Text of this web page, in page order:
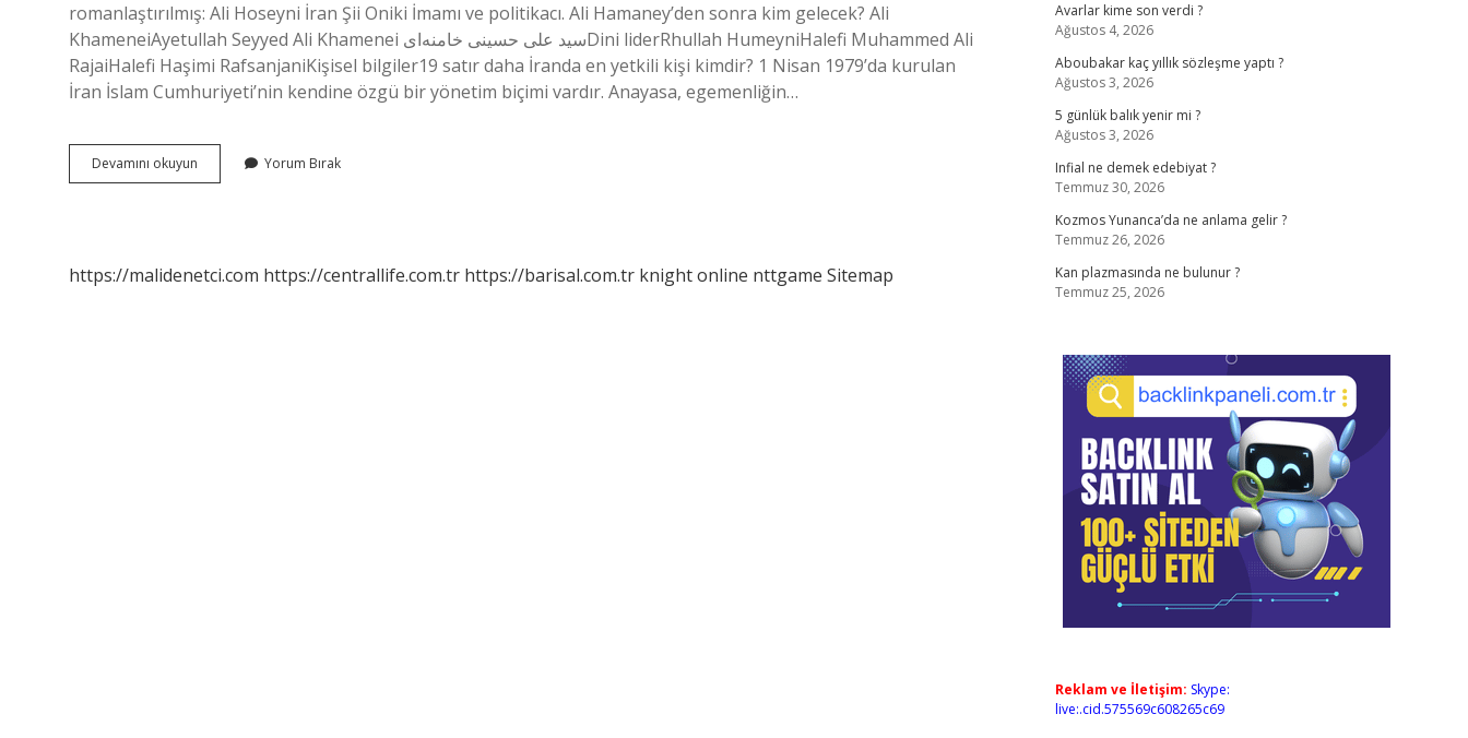
romanlaştırılmış: Ali Hoseyni İran Şii Oniki İmamı ve politikacı. Ali Hamaney’den sonra kim gelecek? Ali
KhameneiAyetullah Seyyed Ali Khamenei سید علی حسینی خامنه‌ایDini liderRhullah HumeyniHalefi Muhammed Ali
RajaiHalefi Haşimi RafsanjaniKişisel bilgiler19 satır daha İranda en yetkili kişi kimdir? 1 Nisan 1979’da kurulan
İran İslam Cumhuriyeti’nin kendine özgü bir yönetim biçimi vardır. Anayasa, egemenliğin…
Devamını okuyun Hamaney
Kaç
Yorum Bırak
https://malidenetci.com https://centrallife.com.tr https://barisal.com.tr knight online nttgame Sitemap
Avarlar kime son verdi ?
Ağustos 4, 2026
Aboubakar kaç yıllık sözleşme yaptı ?
Ağustos 3, 2026
5 günlük balık yenir mi ?
Ağustos 3, 2026
Infial ne demek edebiyat ?
Temmuz 30, 2026
Kozmos Yunanca’da ne anlama gelir ?
Temmuz 26, 2026
Kan plazmasında ne bulunur ?
Temmuz 25, 2026
Reklam ve İletişim: Skype:
live:.cid.575569c608265c69